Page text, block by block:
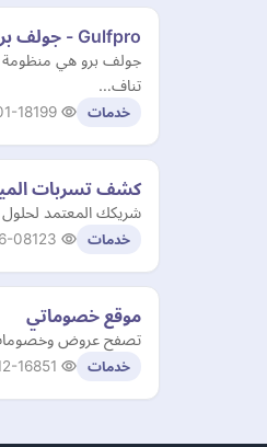
Gulfpro - جولف برو
جولف برو هي منظومة
تناف…
خدمات 18
كشف تسربات
شريكك المعتمد لحلول كشف
خدمات 08
موقع خصوماتي
تصفح عروض وخصومات
خدمات 16